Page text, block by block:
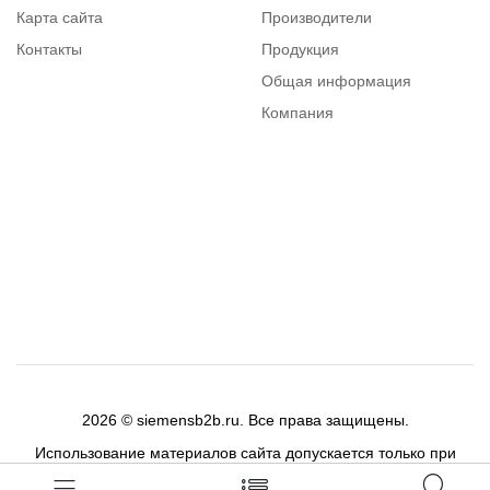
Карта сайта
Контакты
Производители
Продукция
Общая информация
Компания
2026 © siemensb2b.ru. Все права защищены.
Использование материалов сайта допускается только при
публикации активной ссылки на цитируемый материал.